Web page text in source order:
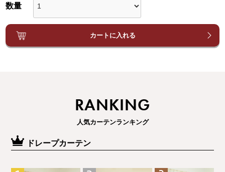
カートに入れる
RANKING
人気カーテンランキング
ドレープカーテン